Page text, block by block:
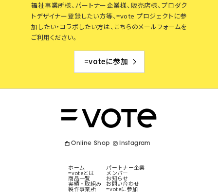
福祉事業所様、パートナー企業様、販売店様、プロダク
トデザイナー登録したい方等、=vote プロジェクトに参
加したい・コラボしたい方は、こちらのメールフォームを
ご利用ください。
=voteに参加
Online Shop Instagram
ホーム
=voteとは
商品一覧
実績・取組み
製作事業所
パートナー企業
メンバー
お知らせ
お問い合わせ
=voteに参加